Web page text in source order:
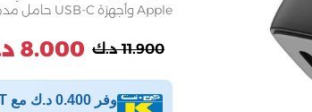
Apple وأجهزة USB-C حامل مدمج يحول بنك الطاقة إلى حامل واط / ساعة :- 18 واط
11.900 د.ك 8.000 د.ك
وفر 0.400 د.ك مع KNET